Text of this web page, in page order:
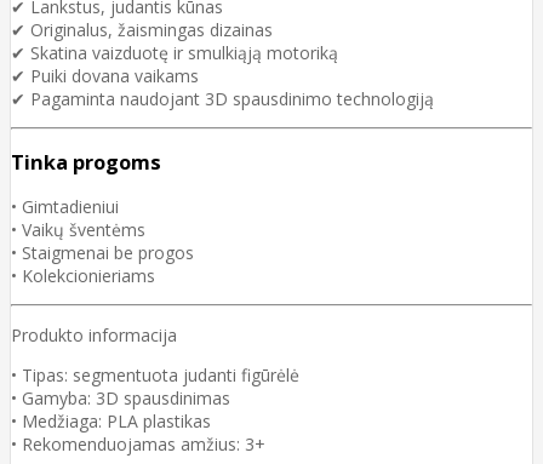
✔ Lankstus, judantis kūnas
✔ Originalus, žaismingas dizainas
✔ Skatina vaizduotę ir smulkiąją motoriką
✔ Puiki dovana vaikams
✔ Pagaminta naudojant 3D spausdinimo technologiją
Tinka progoms
• Gimtadieniui
• Vaikų šventėms
• Staigmenai be progos
• Kolekcionieriams
Produkto informacija
• Tipas: segmentuota judanti figūrėlė
• Gamyba: 3D spausdinimas
• Medžiaga: PLA plastikas
• Rekomenduojamas amžius: 3+